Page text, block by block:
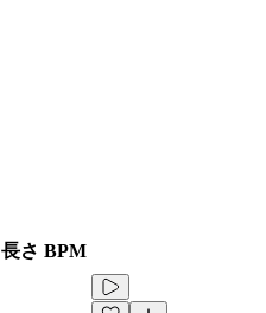
長さ BPM